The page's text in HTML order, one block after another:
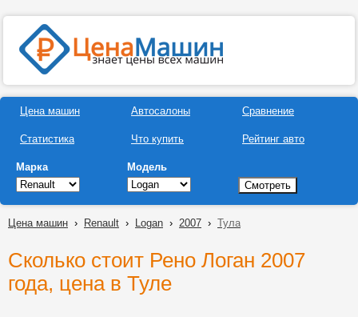
Цена машин
Статистика
Автосалоны
Что купить
Сравнение
Рейтинг авто
Марка Модель
Цена машин › Renault › Logan › 2007 › Тула
Сколько стоит Рено Логан 2007
года, цена в Туле